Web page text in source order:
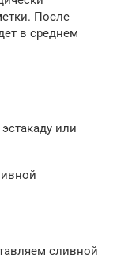
После
в среднем
или
сливной